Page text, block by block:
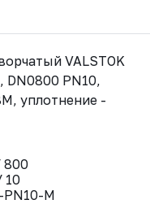
VALSTOK
DN0800 PN10,
уплотнение -
800
10
M